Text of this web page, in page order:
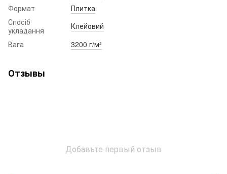
Формат
Плитка
Спосіб
укладання
Клейовий
Вага
3200 г/м²
Отзывы
Добавьте первый отзыв